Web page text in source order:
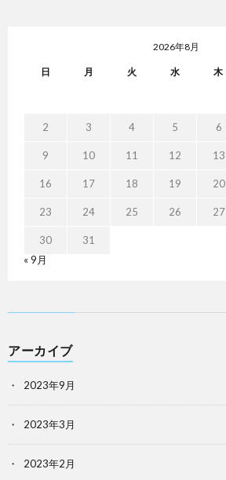
2026年8月
日 月 火 水 木
2 3 4 5 6
9 10 11 12 13
16 17 18 19 20
23 24 25 26 27
30
31
« 9月
アーカイブ
2023年9月
2023年3月
2023年2月